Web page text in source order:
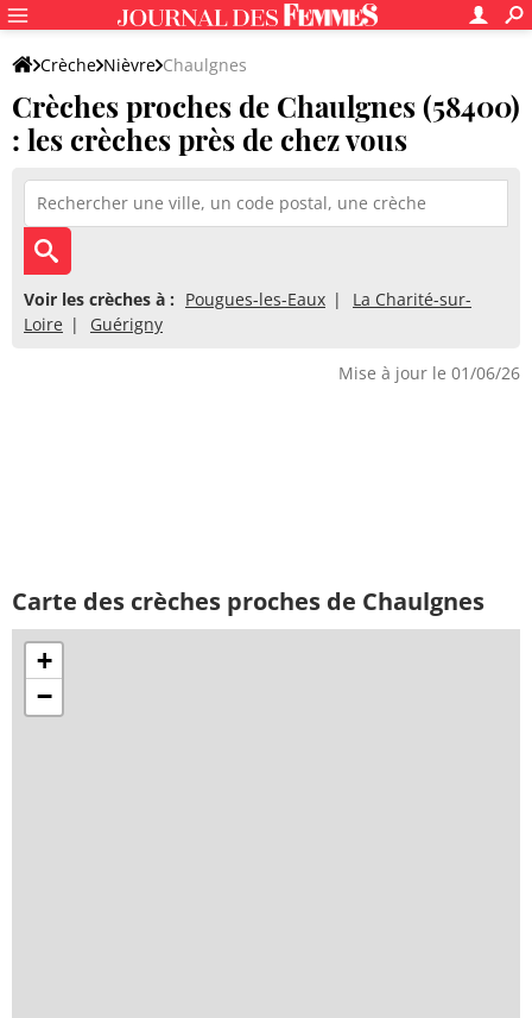
Crèche Nièvre Chaulgnes
Crèches proches de Chaulgnes (58400)
: les crèches près de chez vous
Voir les crèches à : Pougues-les-Eaux
La Charité-sur-
Loire
Guérigny
Mise à jour le 01/06/26
Carte des crèches proches de Chaulgnes
+
−